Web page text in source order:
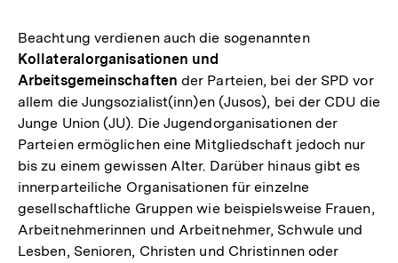
Beachtung verdienen auch die sogenannten
Kollateralorganisationen und
Arbeitsgemeinschaften der Parteien, bei der SPD vor
allem die Jungsozialist(inn)en (Jusos), bei der CDU die
Junge Union (JU). Die Jugendorganisationen der
Parteien ermöglichen eine Mitgliedschaft jedoch nur
bis zu einem gewissen Alter. Darüber hinaus gibt es
innerparteiliche Organisationen für einzelne
gesellschaftliche Gruppen wie beispielsweise Frauen,
Arbeitnehmerinnen und Arbeitnehmer, Schwule und
Lesben, Senioren, Christen und Christinnen oder